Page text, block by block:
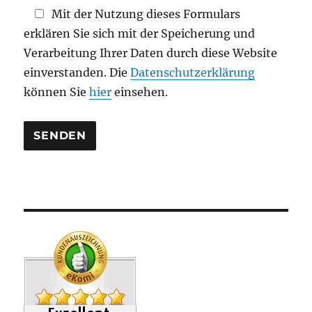
e
e
r
Mit der Nutzung dieses Formulars
erklären Sie sich mit der Speicherung und
Verarbeitung Ihrer Daten durch diese Website
einverstanden. DieDatenschutzerklärung
können Siehier einsehen.